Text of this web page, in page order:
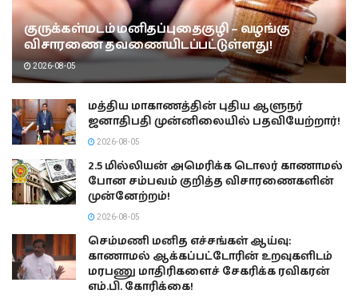
குருக்கள்மடம் மனிதப்புதைகுழி – வழங்கு
விசாரணை தவணையிடப்பட்டுள்ளது!
2026-08-05
மத்திய மாகாணத்தின் புதிய ஆளுநர்
ஜனாதிபதி முன்னிலையில் பதவியேற்றார்!
2026-08-05
2.5 மில்லியன் அமெரிக்க டொலர் காணாமல்
போன சம்பவம் குறித்த விசாரணைகளின்
முன்னேற்றம்!
2026-08-05
செம்மணி மனித எச்சங்கள் ஆய்வு:
காணாமல் ஆக்கப்பட்டோரின் உறவுகளிடம்
மரபணு மாதிரிகளைச் சேகரிக்க ரவிகரன்
எம்.பி. கோரிக்கை!